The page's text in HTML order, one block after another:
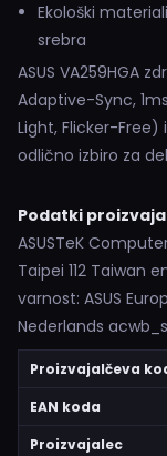
Ekološki
srebra
ASUS VA259HGA
Adaptive-Sync,
Light, Flicker-
odlično izbiro za
Podatki
ASUSTeK
Taipei 112 Taiwan
varnost: ASUS
Nederlands
Proizvajalčeva
EAN koda
Proizvajalec